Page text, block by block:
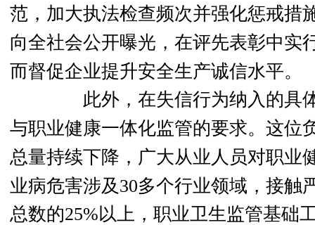
范，加大执法检查频次并强化惩戒措
向全社会公开曝光， 在评先表彰中实
而督促企业提升安全生产诚信水平。
此外， 在失信行为纳入的具
与职业健康一体化监管的要求。 这位
总量持续下降， 广大从业人员对职业
业病危害涉及30多个行业领域，接触
总数的25%以上， 职业卫生监管基础